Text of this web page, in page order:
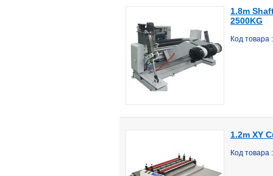
1.8m
2500KG
Код товара
1.2m XY
Код товара